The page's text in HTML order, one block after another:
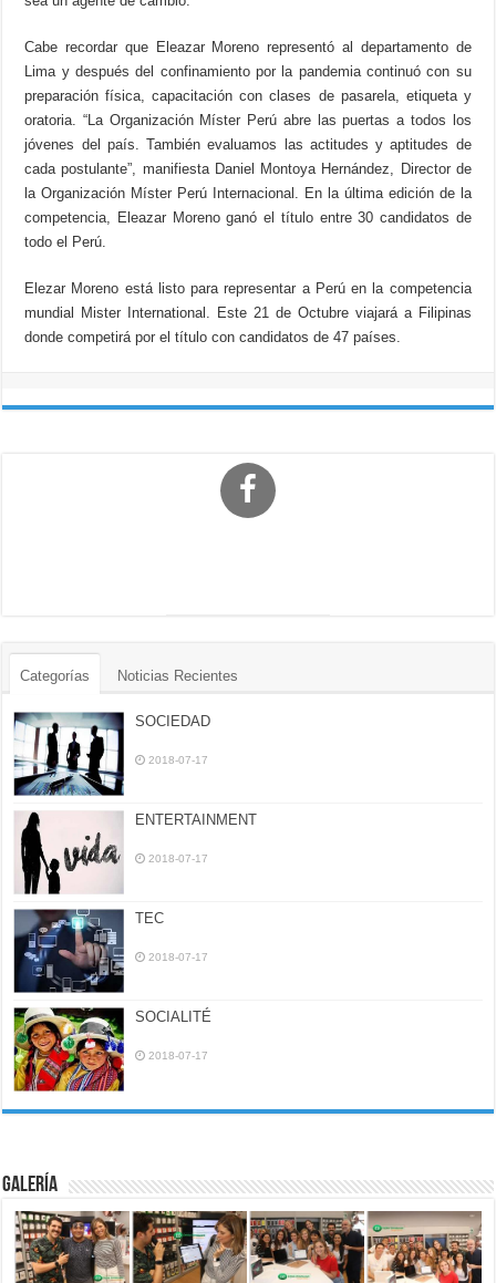
Cabe recordar que Eleazar Moreno representó al departamento de
Lima y después del confinamiento por la pandemia continuó con su
preparación física, capacitación con clases de pasarela, etiqueta y
oratoria. “La Organización Míster Perú abre las puertas a todos los
jóvenes del país. También evaluamos las actitudes y aptitudes de
cada postulante”, manifiesta Daniel Montoya Hernández, Director de
la Organización Míster Perú Internacional. En la última edición de la
competencia, Eleazar Moreno ganó el título entre 30 candidatos de
todo el Perú.
Elezar Moreno está listo para representar a Perú en la competencia
mundial Mister International. Este 21 de Octubre viajará a Filipinas
donde competirá por el título con candidatos de 47 países.
Categorías Noticias Recientes
SOCIEDAD
2018-07-17
ENTERTAINMENT
2018-07-17
TEC
2018-07-17
SOCIALITÉ
2018-07-17
Galería